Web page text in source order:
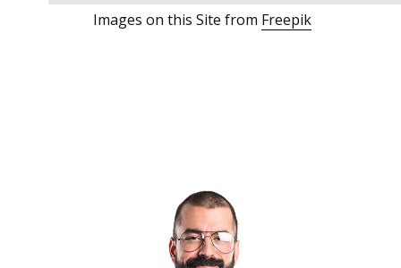
Images on this Site from Freepik